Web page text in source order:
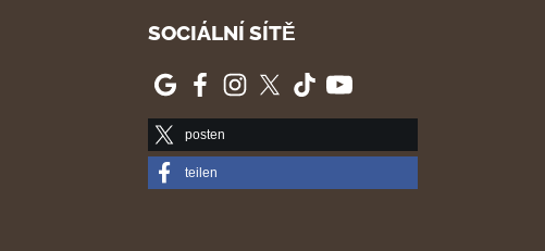
SOCIÁLNÍ SÍTĚ
posten
teilen